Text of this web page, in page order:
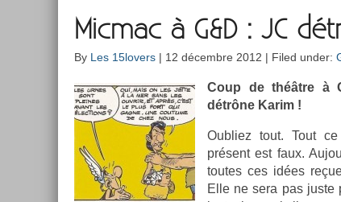
Micmac à G&D : JC
By Les 15lovers | 12 décembre 2012 | Filed under:
Coup de théâtre à
détrône Karim !
Oub­liez tout. Tout
présent est faux.
toutes ces idées
Elle ne sera pas juste